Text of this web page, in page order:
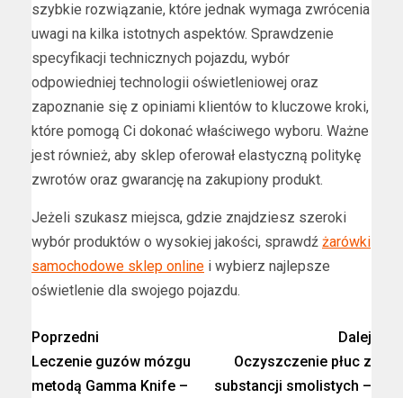
szybkie rozwiązanie, które jednak wymaga zwrócenia
uwagi na kilka istotnych aspektów. Sprawdzenie
specyfikacji technicznych pojazdu, wybór
odpowiedniej technologii oświetleniowej oraz
zapoznanie się z opiniami klientów to kluczowe kroki,
które pomogą Ci dokonać właściwego wyboru. Ważne
jest również, aby sklep oferował elastyczną politykę
zwrotów oraz gwarancję na zakupiony produkt.
Jeżeli szukasz miejsca, gdzie znajdziesz szeroki
wybór produktów o wysokiej jakości, sprawdź żarówki
samochodowe sklep online i wybierz najlepsze
oświetlenie dla swojego pojazdu.
Poprzedni
Leczenie guzów mózgu
metodą Gamma Knife –
Dalej
Oczyszczenie płuc z
substancji smolistych –